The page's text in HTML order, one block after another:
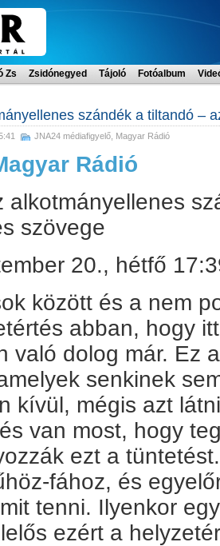
Zs Zsidónegyed Tájoló Fotóalbum
szándék a tiltandó –
JNA24 médiafigyelő Magyar Rádió
Rádió
alkotmányellenes
szövege
20., hétfő
között és a nem
abban, hogy
való dolog már. Ez
senkinek
kívül, mégis azt
van most, hogy
ezt a
fához, és
tenni. Ilyenkor
ezért a